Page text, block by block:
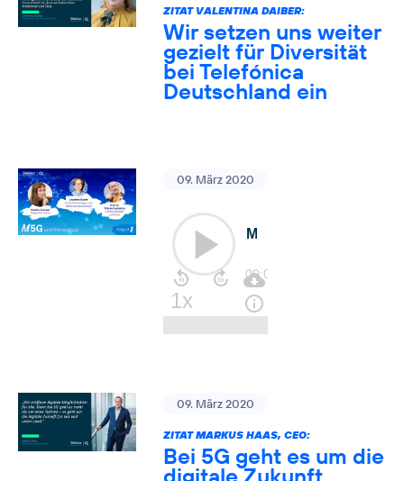
ZITAT VALENTINA DAIBER:
Wir setzen uns weiter
gezielt für Diversität
bei Telefónica
Deutschland ein
09. März 2020
09. März 2020
ZITAT MARKUS HAAS, CEO:
Bei 5G geht es um die
digitale Zukunft